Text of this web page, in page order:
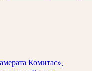
Комитас»,